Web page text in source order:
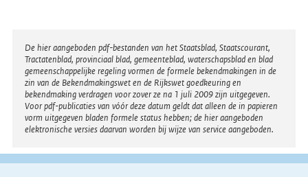
Disclaimer
De hier aangeboden pdf-bestanden van het Staatsblad, Staatscourant,
Tractatenblad, provinciaal blad, gemeenteblad, waterschapsblad en blad
gemeenschappelijke regeling vormen de formele bekendmakingen in de
zin van de Bekendmakingswet en de Rijkswet goedkeuring en
bekendmaking verdragen voor zover ze na 1 juli 2009 zijn uitgegeven.
Voor pdf-publicaties van vóór deze datum geldt dat alleen de in papieren
vorm uitgegeven bladen formele status hebben; de hier aangeboden
elektronische versies daarvan worden bij wijze van service aangeboden.